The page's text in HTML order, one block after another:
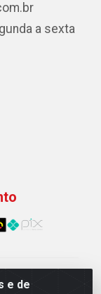
e de
a sexta
LTDA - Rua